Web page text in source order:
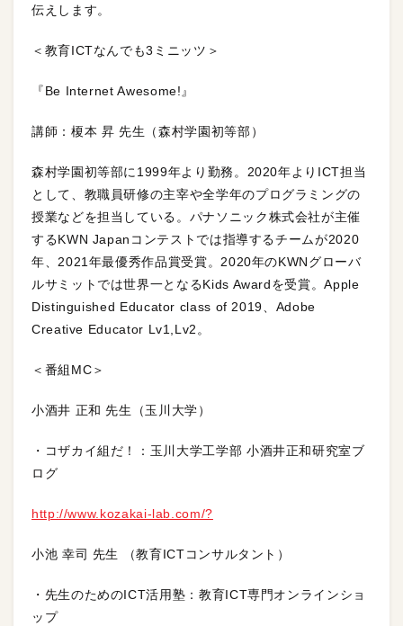
伝えします。
＜教育ICTなんでも3ミニッツ＞
『Be Internet Awesome!』
講師：榎本 昇 先生（森村学園初等部）
森村学園初等部に1999年より勤務。2020年よりICT担当
として、教職員研修の主宰や全学年のプログラミングの
授業などを担当している。パナソニック株式会社が主催
するKWN Japanコンテストでは指導するチームが2020
年、2021年最優秀作品賞受賞。2020年のKWNグローバ
ルサミットでは世界一となるKids Awardを受賞。Apple
Distinguished Educator class of 2019、Adobe
Creative Educator Lv1,Lv2。
＜番組MC＞
小酒井 正和 先生（玉川大学）
・コザカイ組だ！：玉川大学工学部 小酒井正和研究室ブ
ログ
http://www.kozakai-lab.com/?
小池 幸司 先生 （教育ICTコンサルタント）
・先生のためのICT活用塾：教育ICT専門オンラインショ
ップ